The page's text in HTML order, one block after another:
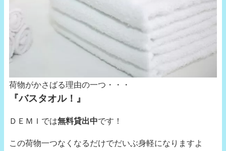
荷物がかさばる理由の一つ・・・
『バスタオル！』
ＤＥＭＩでは無料貸出中です！
この荷物一つなくなるだけでだいぶ身軽になりますよ